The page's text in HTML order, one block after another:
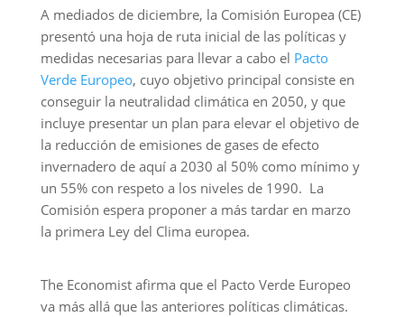
A mediados de diciembre, la Comisión Europea (CE)
presentó una hoja de ruta inicial de las políticas y
medidas necesarias para llevar a cabo el Pacto
Verde Europeo, cuyo objetivo principal consiste en
conseguir la neutralidad climática en 2050, y que
incluye presentar un plan para elevar el objetivo de
la reducción de emisiones de gases de efecto
invernadero de aquí a 2030 al 50% como mínimo y
un 55% con respeto a los niveles de 1990. La
Comisión espera proponer a más tardar en marzo
la primera Ley del Clima europea.
The Economist afirma que el Pacto Verde Europeo
va más allá que las anteriores políticas climáticas.